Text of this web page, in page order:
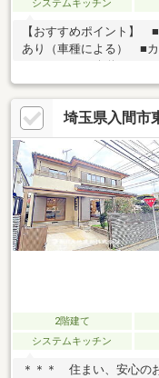
システムキッチン
【おすすめポイント】
あり（車種による） ■
帖とゆとりがあります
Information】 ■DAISO
ラッグセイムス 入間あ
間店：約350m ■スーパ
埼玉県入間市
2階建て
システムキッチン
＊＊＊ 住まい、安心の